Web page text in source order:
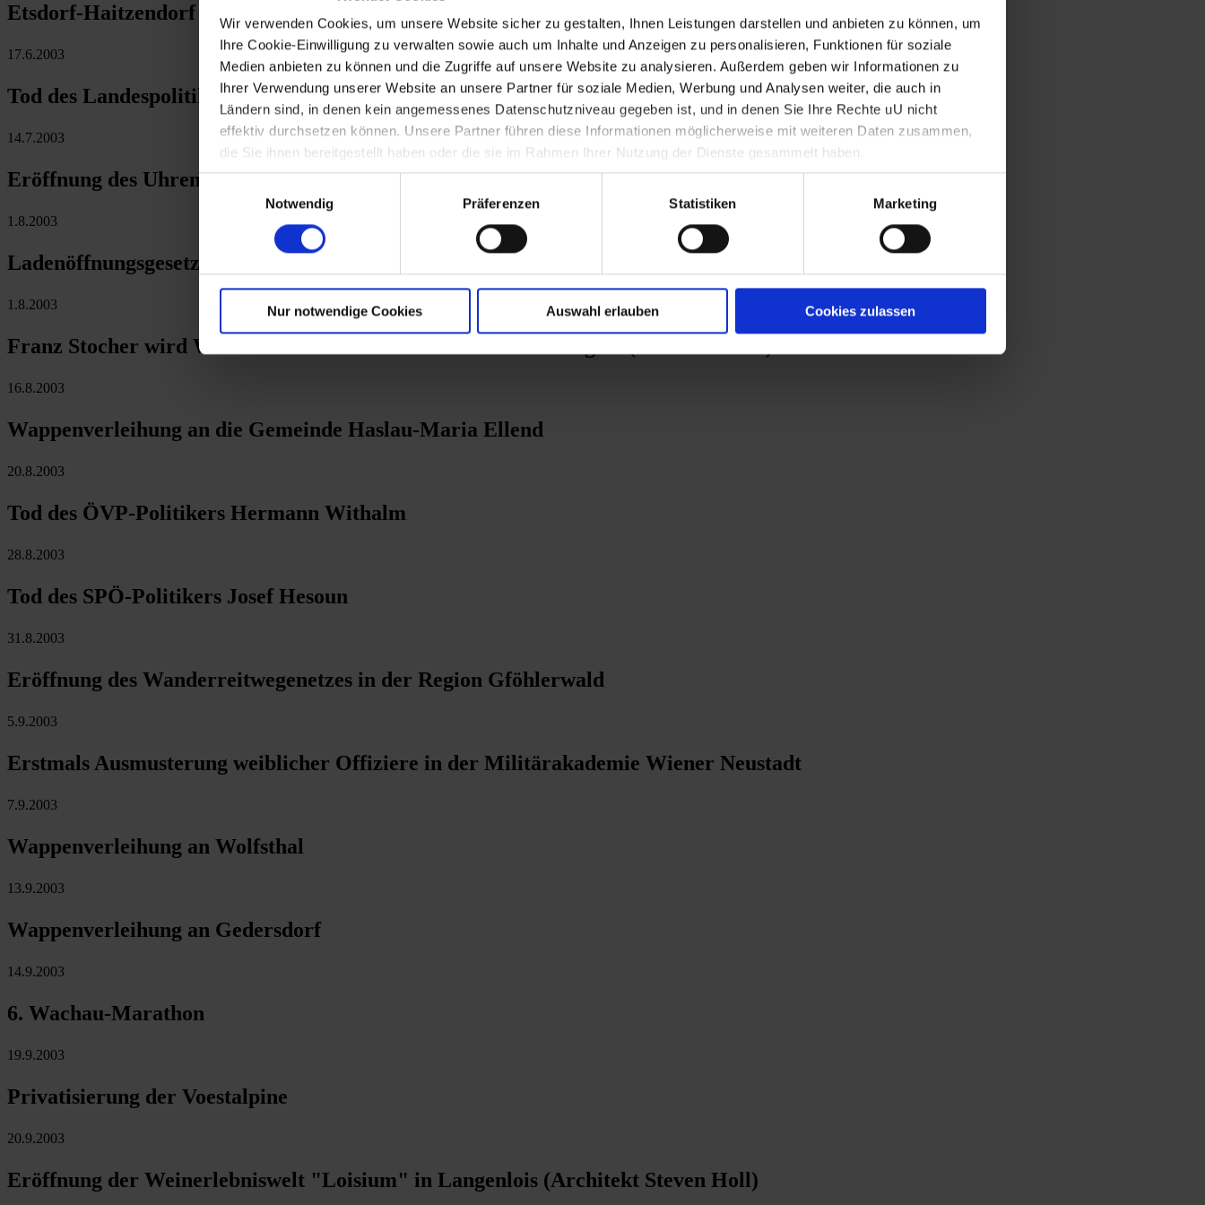
Wir verwenden Cookies, um unsere Website sicher zu gestalten, Ihnen Leistungen darstellen und anbieten zu können, um
Ihre Cookie-Einwilligung zu verwalten sowie auch um Inhalte und Anzeigen zu personalisieren, Funktionen für soziale
Medien anbieten zu können und die Zugriffe auf unsere Website zu analysieren. Außerdem geben wir Informationen zu
Ihrer Verwendung unserer Website an unsere Partner für soziale Medien, Werbung und Analysen weiter, die auch in
Ländern sind, in denen kein angemessenes Datenschutzniveau gegeben ist, und in denen Sie Ihre Rechte uU nicht
effektiv durchsetzen können. Unsere Partner führen diese Informationen möglicherweise mit weiteren Daten zusammen,
die Sie ihnen bereitgestellt haben oder die sie im Rahmen Ihrer Nutzung der Dienste gesammelt haben.
Notwendig
Präferenzen Statistiken Marketing
Nur notwendige Cookies Auswahl erlauben Cookies zulassen
Etsdorf-Haitzendorf entscheidet sich für den Namen "Grafenegg"
17.6.2003
Tod des Landespolitikers Leopold Grünzweig
14.7.2003
Eröffnung des Uhrenmuseums in Karlstein
1.8.2003
Ladenöffnungsgesetz: Liberalisierung der Öffnungszeiten
1.8.2003
Franz Stocher wird Weltmeister bei der Bahnrad-WM in Stuttgart (Punkterennen)
16.8.2003
Wappenverleihung an die Gemeinde Haslau-Maria Ellend
20.8.2003
Tod des ÖVP-Politikers Hermann Withalm
28.8.2003
Tod des SPÖ-Politikers Josef Hesoun
31.8.2003
Eröffnung des Wanderreitwegenetzes in der Region Gföhlerwald
5.9.2003
Erstmals Ausmusterung weiblicher Offiziere in der Militärakademie Wiener Neustadt
7.9.2003
Wappenverleihung an Wolfsthal
13.9.2003
Wappenverleihung an Gedersdorf
14.9.2003
6. Wachau-Marathon
19.9.2003
Privatisierung der Voestalpine
20.9.2003
Eröffnung der Weinerlebniswelt "Loisium" in Langenlois (Architekt Steven Holl)